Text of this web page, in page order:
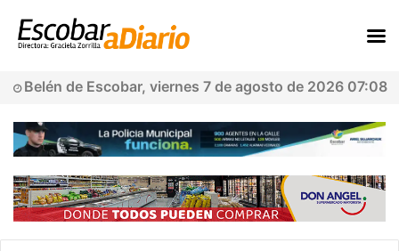
Belén de Escobar, viernes 7 de agosto de 2026 07:08